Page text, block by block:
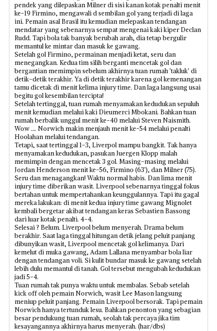
pendek yang dilepaskan Milner di sisi kanan kotak penalti menit
ke-19 Firmino, mengawali d sembilan gol yang terjadi di laga
ini. Pemain asal Brasil itu kemudian melepaskan tendangan
mendatar yang sebenarnya sempat mengenai kaki kiper Declan
Rudd. Tapi bola tak banyak berubah arah, dia tetap bergulir
memantul ke mintar dan masuk ke gawang.
Setelah gol Firmino, permainan menjadi ketat, seru dan
menegangkan. Kedua tim silih berganti mencetak gol dan
bergantian memimpin sebelum akhirnya tuan rumah ’takluk’ di
detik-detik terakhir. Ya di detik terakhir karena gol kemenangan
tamu dicetak di menit kelima injury time. Dan laga langsung usai
begitu gol kesembilan tercipta!
Setelah tertinggal, tuan rumah menyamakan kedudukan sepuluh
menit kemudian melalui kaki Dieumerci Mbokani. Bahkan tuan
rumah berbalik unggul menit ke-40 melalui Steven Naismith.
Wow …. Norwich makin menjauh menit ke-54 melalui penalti
Hoolahan melalui tendangan.
Tetapi, saat tertinggal 1-3, Liverpol mampu bangkit. Tak hanya
menyamakan kedudukan, pasukan Juergen Klopp malah
memimpin dengan mencetak 3 gol. Masing-masing melalui
Jordan Henderson menit ke-56, Firmino (63’), dan Milner (75).
Seru dan menagangkan! Waktu normal habis. Dan lima menit
injury time diberikan wasit. Liverpool sebenarnya tinggal fokus
bertahan untuk mempertahankan keunggulannya. Tapi itu gagal
mereka lakukan: di menit kedua injury time gawang Mignolet
kembali bergetar akibat tendangan keras Sebastien Bassong
dari luar kotak penalti. 4-4.
Selesai ? Belum. Liverpool belum menyerah. Drama belum
berakhir. Saat laga tinggal hitungan detik jelang peluit panjang
dibunyikan wasit, Liverpool mencetak gol kelimanya. Dari
kemelut di muka gawang, Adam Lallana menyambar bola liar
dengan tendangan voli. Si kulit bundar masuk ke gawang setelah
lebih dulu memantul di tanah. Gol tersebut mengubah kedudukan
jadi 5-4.
Tuan rumah tak punya waktu untuk membalas. Sebab setelah
kick off oleh pemain Norwich, wasit Lee Mason langsung
meniup peluit panjang. Pemain Liverpool bersorak. Tapi pemain
Norwich hanya tertunduk lesu. Bahkan penonton yang sebagian
besar pendukung tuan rumah, seolah tak percaya jika tim
kesayangannya akhirnya harus menyerah. (har/dbs)